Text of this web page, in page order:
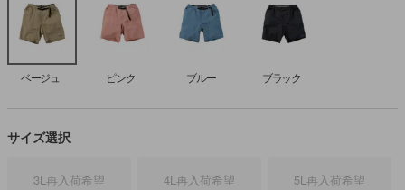
ベージュ ピンク ブルー ブラック
サイズ選択
3L再入荷希望 4L再入荷希望 5L再入荷希望